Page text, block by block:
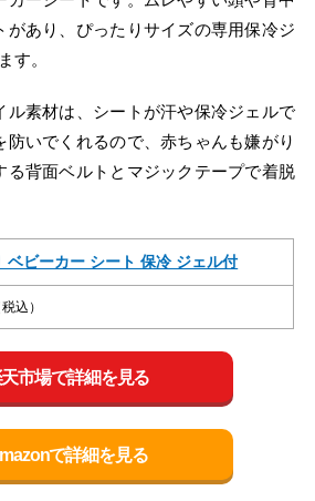
があり、ぴったりサイズの専用保冷ジ
す。
ル素材は、シートが汗や保冷ジェルで
防いでくれるので、赤ちゃんも嫌がり
る背面ベルトとマジックテープで着脱
ベビーカー シート 保冷 ジェル付
込）
市場で詳細を見る
で詳細を見る